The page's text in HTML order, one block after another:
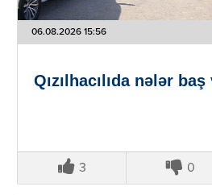
06.08.2026 15:56
Qızılhacılıda nələr
3 0